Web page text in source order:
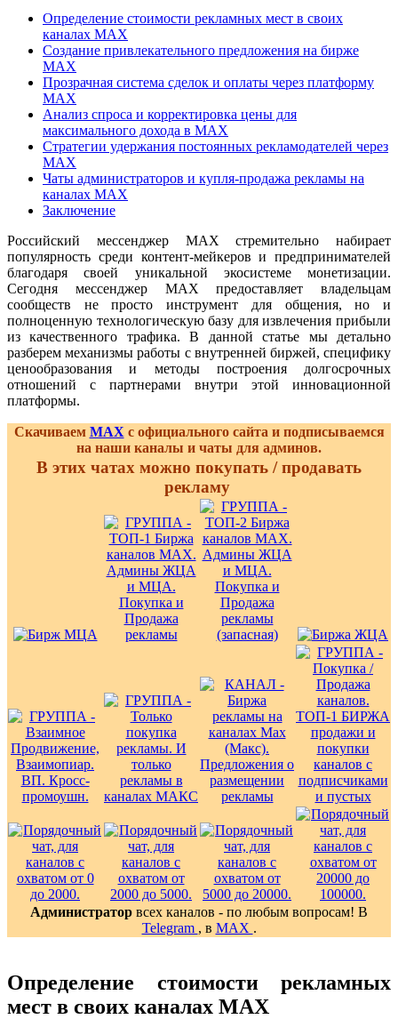
Определение стоимости рекламных мест в своих
каналах MAX
Создание привлекательного предложения на бирже
MAX
Прозрачная система сделок и оплаты через платформу
MAX
Анализ спроса и корректировка цены для
максимального дохода в MAX
Стратегии удержания постоянных рекламодателей через
MAX
Чаты администраторов и купля-продажа рекламы на
каналах MAX
Заключение
Российский мессенджер MAX стремительно набирает
популярность среди контент-мейкеров и предпринимателей
благодаря своей уникальной экосистеме монетизации.
Сегодня мессенджер MAX предоставляет владельцам
сообществ не просто инструмент для общения, но и
полноценную технологическую базу для извлечения прибыли
из качественного трафика. В данной статье мы детально
разберем механизмы работы с внутренней биржей, специфику
ценообразования и методы построения долгосрочных
отношений с партнерами внутри этой инновационной
платформы.
Скачиваем MAX с официального сайта и подписываемся
на наши каналы и чаты для админов.
В этих чатах можно покупать / продавать
рекламу
Администратор всех каналов - по любым вопросам! В
Telegram , в MAX .
Определение стоимости рекламных
мест в своих каналах MAX